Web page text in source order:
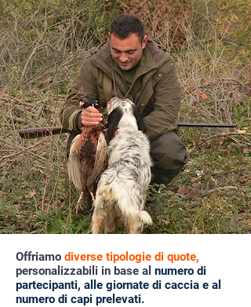
Offriamo diverse tipologie di quote,
personalizzabili in base al numero di
partecipanti, alle giornate di caccia e al
numero di capi prelevati.